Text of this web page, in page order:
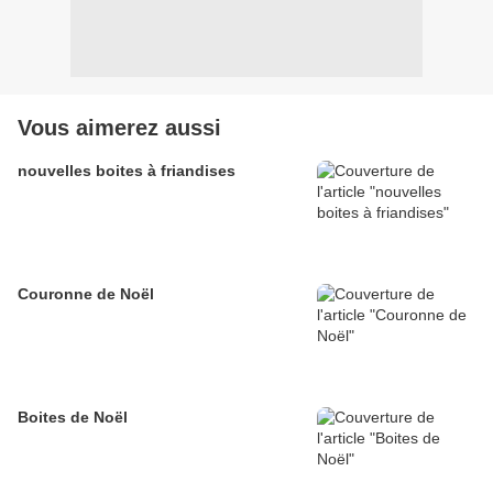
Vous aimerez aussi
nouvelles boites à friandises
Couronne de Noël
Boites de Noël